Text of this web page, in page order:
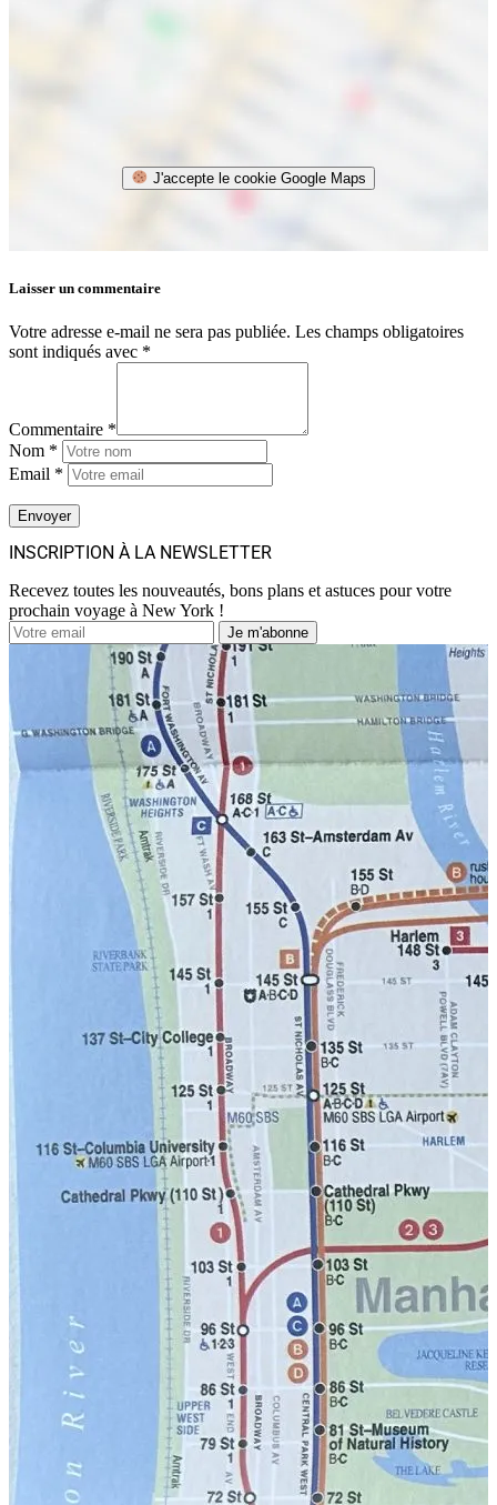
J'accepte le cookie Google Maps
Laisser un commentaire
Votre adresse e-mail ne sera pas publiée. Les champs obligatoires
sont indiqués avec *
Commentaire *
Nom *
Email *
INSCRIPTION À LA NEWSLETTER
Recevez toutes les nouveautés, bons plans et astuces pour votre
prochain voyage à New York !
Je m'abonne